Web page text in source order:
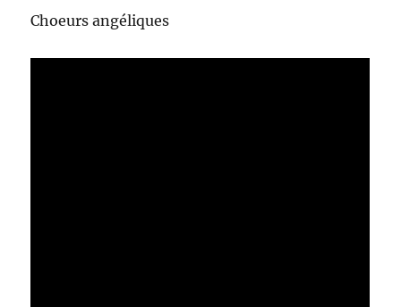
Choeurs angéliques